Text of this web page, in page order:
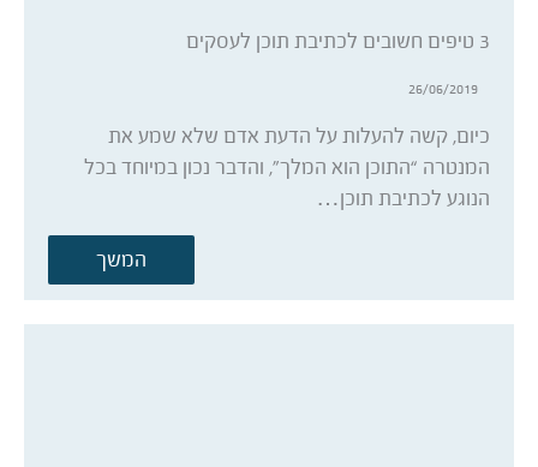
3 טיפים חשובים לכתיבת תוכן לעסקים
26/06/2019
כיום, קשה להעלות על הדעת אדם שלא שמע את
המנטרה “התוכן הוא המלך”, והדבר נכון במיוחד בכל
הנוגע לכתיבת תוכן…
המשך